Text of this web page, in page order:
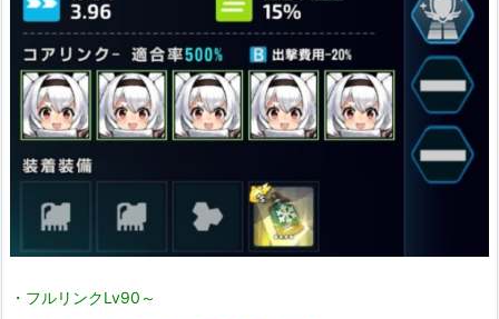
1
・フルリンクLv90～